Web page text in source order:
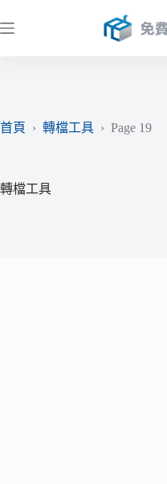
至
首頁
› 轉檔工具 › Page 19
轉檔工具